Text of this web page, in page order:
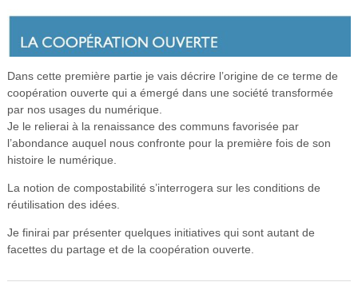
Dans cette première partie je vais décrire l’origine de ce terme de
coopération ouverte qui a émergé dans une société transformée
par nos usages du numérique.
Je le relierai à la renaissance des communs favorisée par
l’abondance auquel nous confronte pour la première fois de son
histoire le numérique.
La notion de compostabilité s’interrogera sur les conditions de
réutilisation des idées.
Je finirai par présenter quelques initiatives qui sont autant de
facettes du partage et de la coopération ouverte.